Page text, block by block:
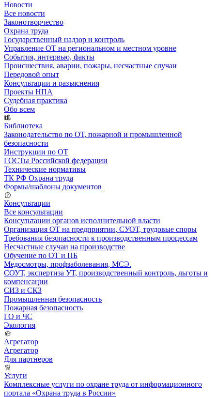
Новости
Все новости
Законотворчество
Охрана труда
Государственный надзор и контроль
Управление ОТ на региональном и местном уровне
События, интервью, факты
Происшествия, аварии, пожары, несчастные случаи
Передовой опыт
Консультации и разъяснения
Проекты НПА
Судебная практика
Обо всем
Библиотека
Законодательство по ОТ, пожарной и промышленной
безопасности
Инструкции по ОТ
ГОСТы Российской федерации
Технические нормативы
ТК РФ Охрана труда
Формы/шаблоны документов
Консультации
Все консультации
Консультации органов исполнительной власти
Организация ОТ на предприятии, СУОТ, трудовые споры
Требования безопасности к производственным процессам
Несчастные случаи на производстве
Обучение по ОТ и ПБ
Медосмотры, профзаболевания, МСЭ.
СОУТ, экспертиза УТ, производственный контроль, льготы и
компенсации
СИЗ и СКЗ
Промышленная безопасность
Пожарная безопасность
ГО и ЧС
Экология
Агрегатор
Агрегатор
Для партнеров
Услуги
Комплексные услуги по охране труда от информационного
портала «Охрана труда в России»